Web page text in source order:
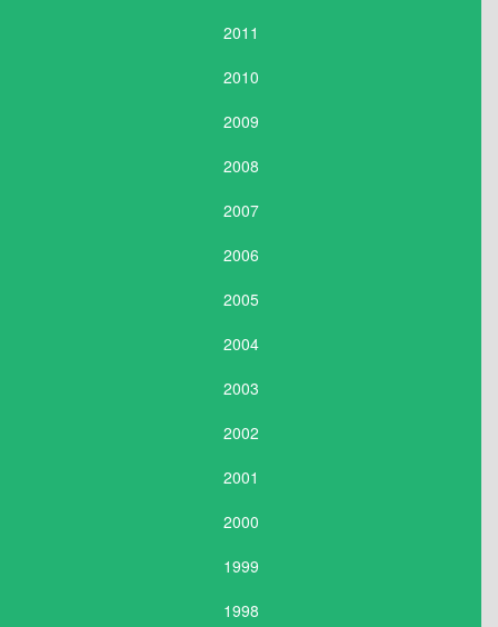
2011
2010
2009
2008
2007
2006
2005
2004
2003
2002
2001
2000
1999
1998